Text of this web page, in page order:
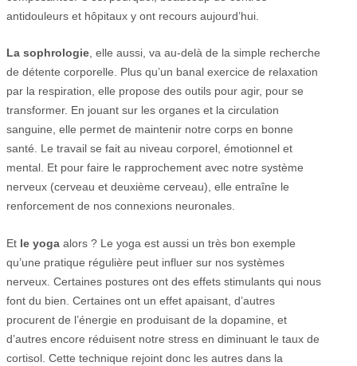
antidouleurs et hôpitaux y ont recours aujourd’hui.
La sophrologie, elle aussi, va au-delà de la simple recherche
de détente corporelle. Plus qu’un banal exercice de relaxation
par la respiration, elle propose des outils pour agir, pour se
transformer. En jouant sur les organes et la circulation
sanguine, elle permet de maintenir notre corps en bonne
santé. Le travail se fait au niveau corporel, émotionnel et
mental. Et pour faire le rapprochement avec notre système
nerveux (cerveau et deuxième cerveau), elle entraîne le
renforcement de nos connexions neuronales.
Et le yoga alors ? Le yoga est aussi un très bon exemple
qu’une pratique régulière peut influer sur nos systèmes
nerveux. Certaines postures ont des effets stimulants qui nous
font du bien. Certaines ont un effet apaisant, d’autres
procurent de l’énergie en produisant de la dopamine, et
d’autres encore réduisent notre stress en diminuant le taux de
cortisol. Cette technique rejoint donc les autres dans la